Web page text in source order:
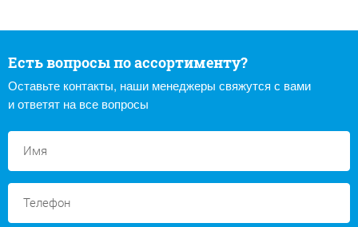
Есть вопросы по ассортименту?
Оставьте контакты, наши менеджеры свяжутся с вами
и ответят на все вопросы